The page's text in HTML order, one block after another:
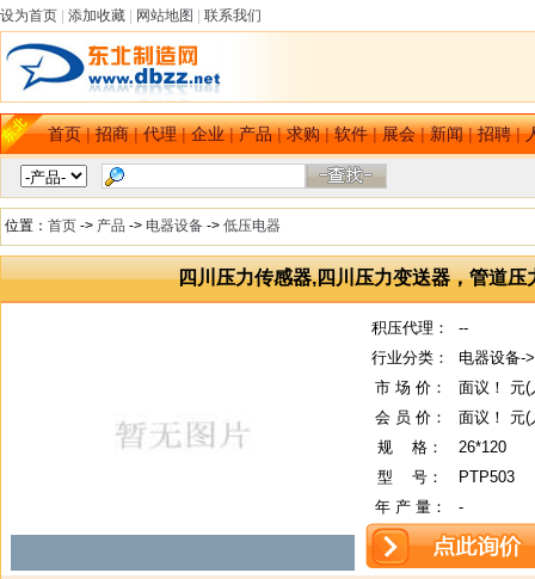
设为首页 添加收藏 网站地图 联系我们
首页|招商|代理|企业|产品|求购|软件|展会|新闻|招聘|
位置： 首页 -> 产品 -> 电器设备 -> 低压电器
四川压力传感器,四川压力变送器，管道
积压代理：
--
行业分类：
电器设备-
市 场 价：
面议！ 元(
会 员 价：
面议！ 元(
规
格：
26*120
型
号：
PTP503
年 产 量：
-